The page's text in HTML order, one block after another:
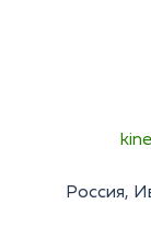
Россия,